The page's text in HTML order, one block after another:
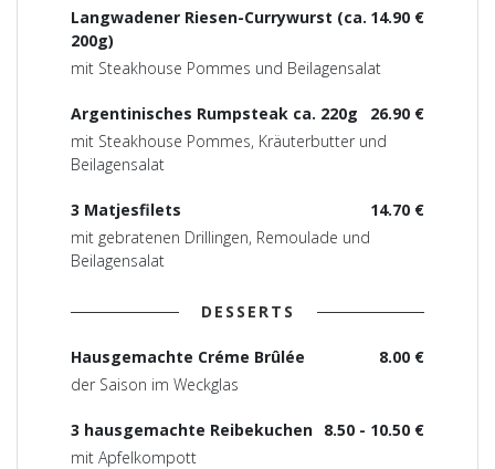
14.90 €
Langwadener Riesen-Currywurst (ca.
200g)
mit Steakhouse Pommes und Beilagensalat
26.90 €
Argentinisches Rumpsteak ca. 220g
mit Steakhouse Pommes, Kräuterbutter und
Beilagensalat
14.70 €
3 Matjesfilets
mit gebratenen Drillingen, Remoulade und
Beilagensalat
DESSERTS
8.00 €
Hausgemachte Créme Brûlée
der Saison im Weckglas
8.50 - 10.50 €
3 hausgemachte Reibekuchen
mit Apfelkompott